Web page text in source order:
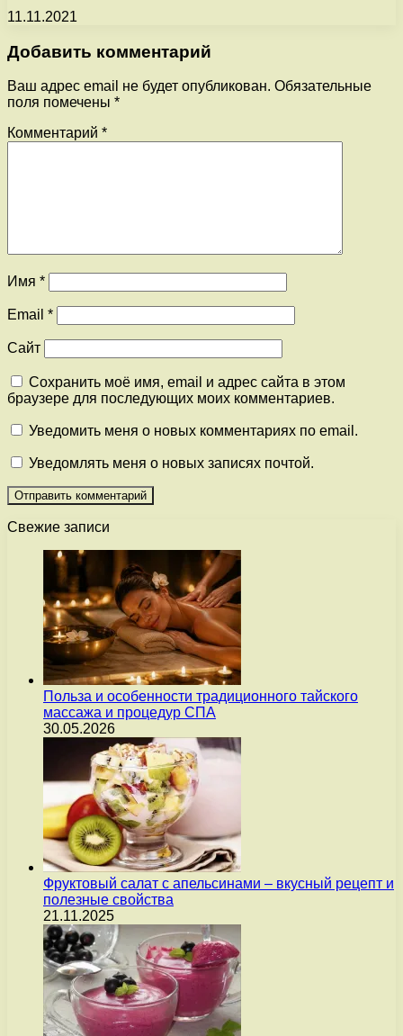
11.11.2021
Добавить комментарий
Ваш адрес email не будет опубликован. Обязательные
поля помечены *
Комментарий *
Имя *
Email *
Сайт
Сохранить моё имя, email и адрес сайта в этом
браузере для последующих моих комментариев.
Уведомить меня о новых комментариях по email.
Уведомлять меня о новых записях почтой.
Свежие записи
Польза и особенности традиционного тайского
массажа и процедур СПА
30.05.2026
Фруктовый салат с апельсинами – вкусный рецепт и
полезные свойства
21.11.2025